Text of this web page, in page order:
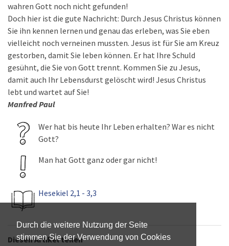
Durch die weitere Nutzung der Seite
stimmen Sie der Verwendung von Cookies
wahren Gott noch nicht gefunden!
Doch hier ist die gute Nachricht: Durch Jesus Christus können
Sie ihn kennen lernen und genau das erleben, was Sie eben
vielleicht noch verneinen mussten. Jesus ist für Sie am Kreuz
gestorben, damit Sie leben können. Er hat Ihre Schuld
gesühnt, die Sie von Gott trennt. Kommen Sie zu Jesus,
damit auch Ihr Lebensdurst gelöscht wird! Jesus Christus
lebt und wartet auf Sie!
Manfred Paul
Wer hat bis heute Ihr Leben erhalten? War es nicht
Gott?
Man hat Gott ganz oder gar nicht!
Hesekiel 2,1 - 3,3
Diesen Artikel teilen